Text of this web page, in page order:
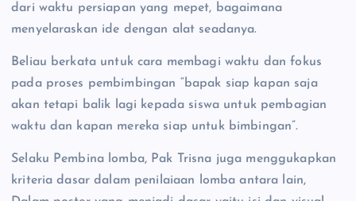
dari waktu persiapan yang mepet, bagaimana
menyelaraskan ide dengan alat seadanya.
Beliau berkata untuk cara membagi waktu dan fokus
pada proses pembimbingan “bapak siap kapan saja
akan tetapi balik lagi kepada siswa untuk pembagian
waktu dan kapan mereka siap untuk bimbingan”.
Selaku Pembina lomba, Pak Trisna juga menggukapkan
kriteria dasar dalam penilaiaan lomba antara lain,